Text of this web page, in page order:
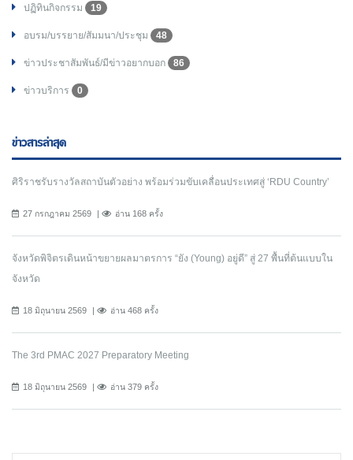
ปฏิทินกิจกรรม 19
อบรม/บรรยาย/สัมมนา/ประชุม 48
ข่าวประชาสัมพันธ์/มีข่าวอยากบอก 86
ข่าวบริการ 0
ข่าวสารล่าสุด
ศิริราชรับรางวัลสถาบันตัวอย่าง พร้อมร่วมขับเคลื่อนประเทศสู่ ‘RDU Country’
27 กรกฎาคม 2569 อ่าน 168 ครั้ง
จังหวัดพิจิตรเดินหน้าขยายผลมาตรการ “ยัง (Young) อยู่ดี” สู่ 27 พื้นที่ต้นแบบใน
จังหวัด
18 มิถุนายน 2569 อ่าน 468 ครั้ง
The 3rd PMAC 2027 Preparatory Meeting
18 มิถุนายน 2569 อ่าน 379 ครั้ง